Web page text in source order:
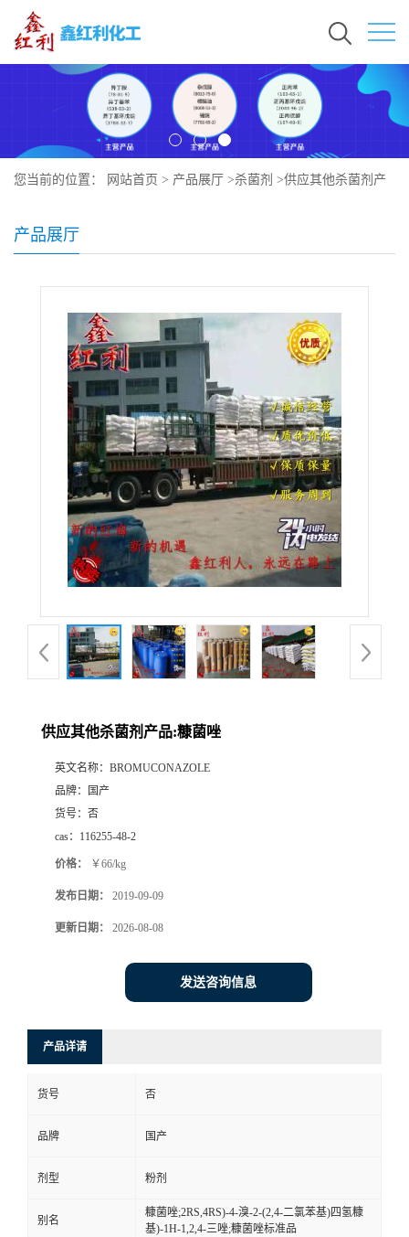
您当前的位置： 网站首页 > 产品展厅 >杀菌剂 >供应其他杀菌剂产
产品展厅
供应其他杀菌剂产品:糠菌唑
英文名称： BROMUCONAZOLE
品牌：
国产
货号： 否
cas： 116255-48-2
价格： ￥66/kg
发布日期： 2019-09-09
更新日期： 2026-08-08
发送咨询信息
产品详请
货号 否
品牌 国产
剂型 粉剂
别名
糠菌唑;2RS,4RS)-4-溴-2-(2,4-二氯苯基)四氢糠
基)-1H-1,2,4-三唑;糠菌唑标准品